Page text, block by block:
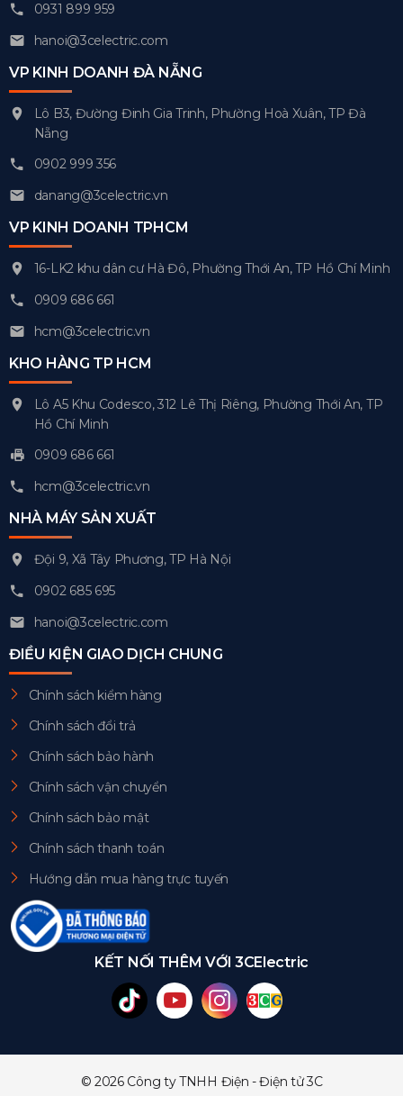
0931 899 959
hanoi@3celectric.com
VP KINH DOANH ĐÀ NẴNG
Lô B3, Đường Đinh Gia Trinh, Phường Hoà Xuân, TP Đà
Nẵng
0902 999 356
danang@3celectric.vn
VP KINH DOANH TPHCM
16-LK2 khu dân cư Hà Đô, Phường Thới An, TP Hồ Chí Minh
0909 686 661
hcm@3celectric.vn
KHO HÀNG TP HCM
Lô A5 Khu Codesco, 312 Lê Thị Riêng, Phường Thới An, TP
Hồ Chí Minh
0909 686 661
hcm@3celectric.vn
NHÀ MÁY SẢN XUẤT
Đội 9, Xã Tây Phương, TP Hà Nội
0902 685 695
hanoi@3celectric.com
ĐIỀU KIỆN GIAO DỊCH CHUNG
Chính sách kiểm hàng
Chính sách đổi trả
Chính sách bảo hành
Chính sách vận chuyển
Chính sách bảo mật
Chính sách thanh toán
Hướng dẫn mua hàng trực tuyến
KẾT NỐI THÊM VỚI 3CElectric
© 2026 Công ty TNHH Điện - Điện tử 3C